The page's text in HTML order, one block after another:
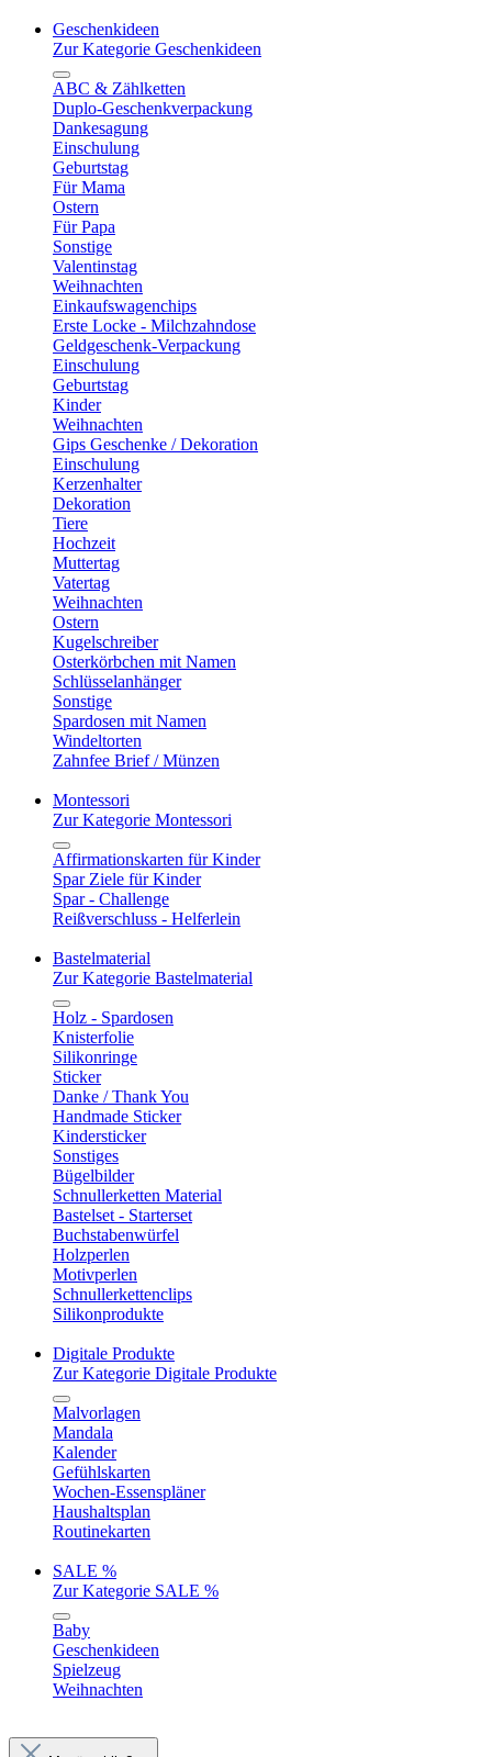
Geschenkideen
Zur Kategorie Geschenkideen
ABC & Zählketten
Duplo-Geschenkverpackung
Dankesagung
Einschulung
Geburtstag
Für Mama
Ostern
Für Papa
Sonstige
Valentinstag
Weihnachten
Einkaufswagenchips
Erste Locke - Milchzahndose
Geldgeschenk-Verpackung
Einschulung
Geburtstag
Kinder
Weihnachten
Gips Geschenke / Dekoration
Einschulung
Kerzenhalter
Dekoration
Tiere
Hochzeit
Muttertag
Vatertag
Weihnachten
Ostern
Kugelschreiber
Osterkörbchen mit Namen
Schlüsselanhänger
Sonstige
Spardosen mit Namen
Windeltorten
Zahnfee Brief / Münzen
Montessori
Zur Kategorie Montessori
Affirmationskarten für Kinder
Spar Ziele für Kinder
Spar - Challenge
Reißverschluss - Helferlein
Bastelmaterial
Zur Kategorie Bastelmaterial
Holz - Spardosen
Knisterfolie
Silikonringe
Sticker
Danke / Thank You
Handmade Sticker
Kindersticker
Sonstiges
Bügelbilder
Schnullerketten Material
Bastelset - Starterset
Buchstabenwürfel
Holzperlen
Motivperlen
Schnullerkettenclips
Silikonprodukte
Digitale Produkte
Zur Kategorie Digitale Produkte
Malvorlagen
Mandala
Kalender
Gefühlskarten
Wochen-Essenspläner
Haushaltsplan
Routinekarten
SALE %
Zur Kategorie SALE %
Baby
Geschenkideen
Spielzeug
Weihnachten